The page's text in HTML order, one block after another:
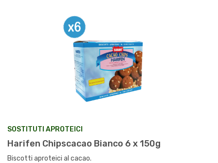
SOSTITUTI APROTEICI
Harifen Chipscacao Bianco 6 x 150g
Biscotti aproteici al cacao.